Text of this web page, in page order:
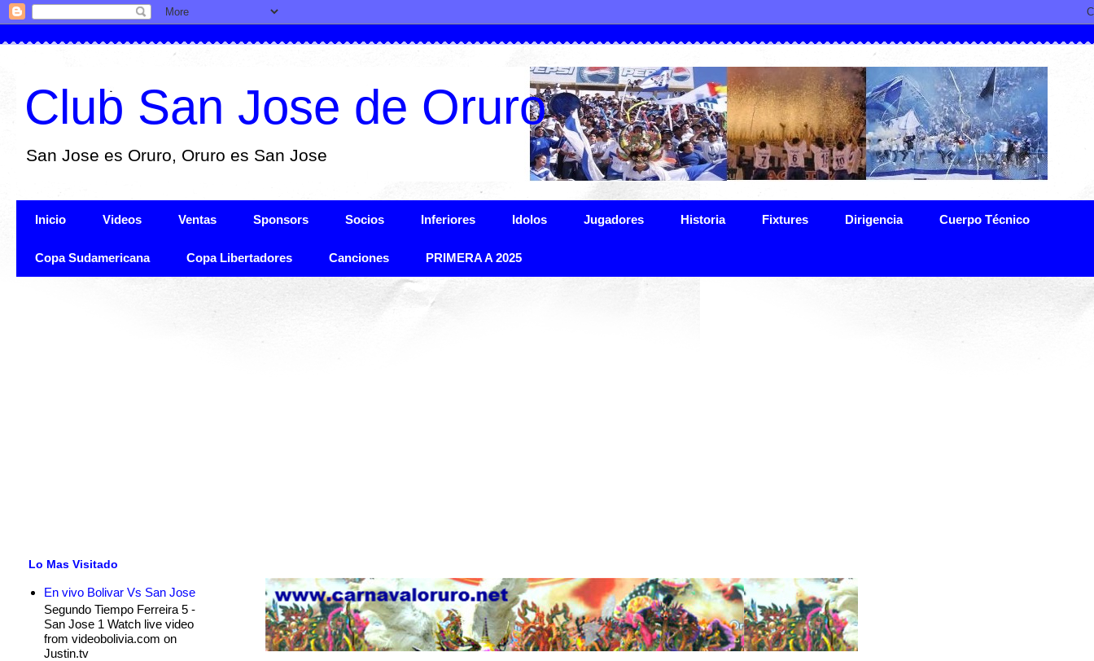
Club San Jose de Oruro
San Jose es Oruro, Oruro es San Jose
Inicio Videos Ventas Sponsors Socios Inferiores Idolos Jugadores Historia Fixtures Dirigencia Cuerpo Técnico
Copa Sudamericana Copa Libertadores Canciones PRIMERA A 2025
Lo Mas Visitado
En vivo Bolivar Vs San Jose
Segundo Tiempo Ferreira 5 -
San Jose 1 Watch live video
from videobolivia.com on
Justin.tv